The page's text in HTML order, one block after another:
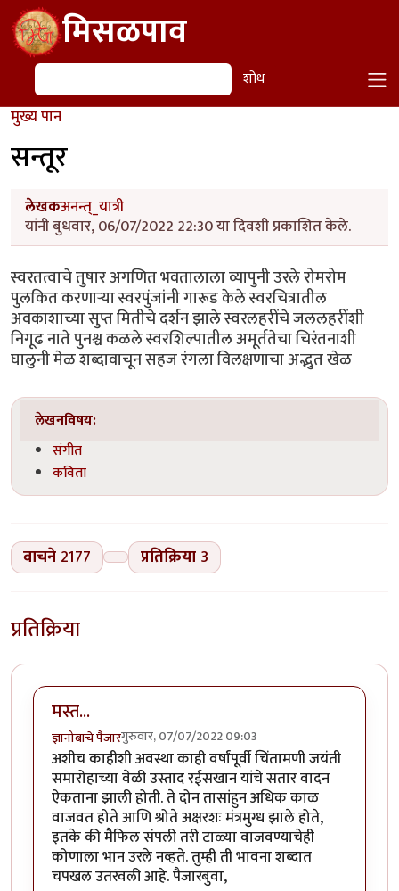
Skip to main contentमिसळपाव
शोध शोध
मुख्य पान
सन्तूर
लेखकअनन्त्_यात्री
यांनी बुधवार, 06/07/2022 22:30 या दिवशी प्रकाशित केले.
स्वरतत्वाचे तुषार अगणित भवतालाला व्यापुनी उरले रोमरोम
पुलकित करणार्‍या स्वरपुंजांनी गारूड केले स्वरचित्रातील
अवकाशाच्या सुप्त मितीचे दर्शन झाले स्वरलहरींचे जललहरींशी
निगूढ नाते पुनश्च कळले स्वरशिल्पातील अमूर्ततेचा चिरंतनाशी
घालुनी मेळ शब्दावाचून सहज रंगला विलक्षणाचा अद्भुत खेळ
लेखनविषय:
संगीत
कविता
वाचने 2177 प्रतिक्रिया 3
प्रतिक्रिया
मस्त...
ज्ञानोबाचे पैजारगुरुवार, 07/07/2022 09:03
अशीच काहीशी अवस्था काही वर्षांपूर्वी चिंतामणी जयंती
समारोहाच्या वेळी उस्ताद रईसखान यांचे सतार वादन
ऐकताना झाली होती. ते दोन तासांहुन अधिक काळ
वाजवत होते आणि श्रोते अक्षरशः मंत्रमुग्ध झाले होते,
इतके की मैफिल संपली तरी टाळ्या वाजवण्याचेही
कोणाला भान उरले नव्हते. तुम्ही ती भावना शब्दात
चपखल उतरवली आहे. पैजारबुवा,